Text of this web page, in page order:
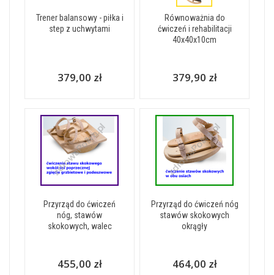
Trener balansowy - piłka i
step z uchwytami
379,00 zł
Równoważnia do
ćwiczeń i rehabilitacji
40x40x10cm
379,90 zł
Przyrząd do ćwiczeń
nóg, stawów
skokowych, walec
455,00 zł
Przyrząd do ćwiczeń nóg
stawów skokowych
okrągły
464,00 zł